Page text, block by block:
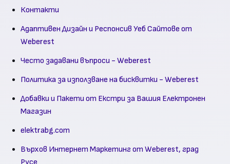
Контакти
Адаптивен Дизайн и Респонсив Уеб Сайтове от
Weberest
Често задавани въпроси - Weberest
Политика за използване на бисквитки - Weberest
Добавки и Пакети от Екстри за Вашия Електронен
Магазин
elektrabg.com
Върхов Интернет Маркетинг от Weberest, град
Русе